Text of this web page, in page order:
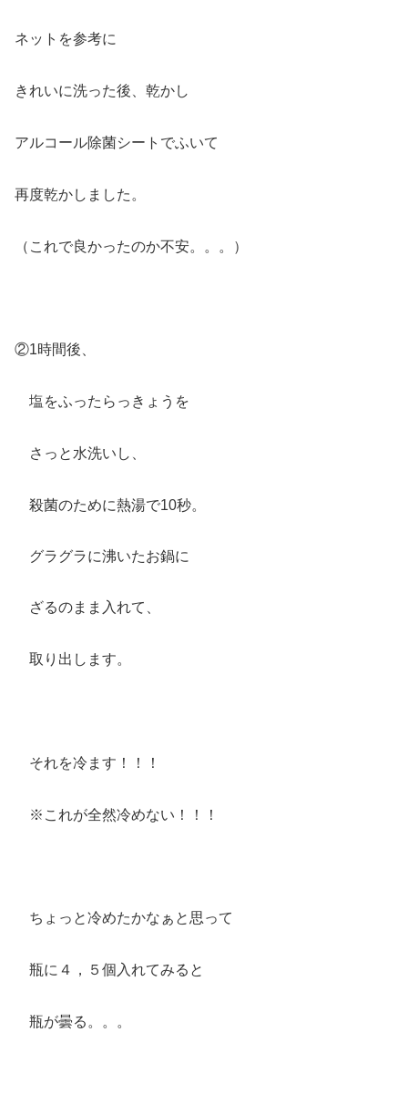
ネットを参考に
きれいに洗った後、乾かし
アルコール除菌シートでふいて
再度乾かしました。
（これで良かったのか不安。。。）
②1時間後、
塩をふったらっきょうを
さっと水洗いし、
殺菌のために熱湯で10秒。
グラグラに沸いたお鍋に
ざるのまま入れて、
取り出します。
それを冷ます！！！
※これが全然冷めない！！！
ちょっと冷めたかなぁと思って
瓶に４，５個入れてみると
瓶が曇る。。。